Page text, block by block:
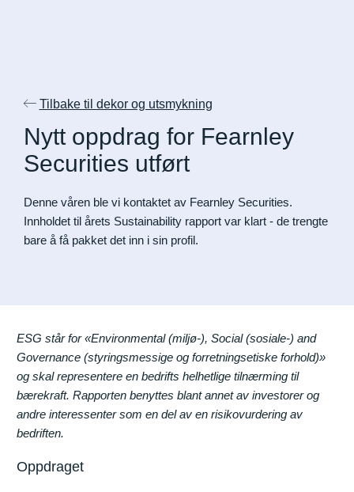
Tilbake til dekor og utsmykning
Nytt oppdrag for Fearnley
Securities utført
Denne våren ble vi kontaktet av Fearnley Securities.
Innholdet til årets Sustainability rapport var klart - de trengte
bare å få pakket det inn i sin profil.
ESG står for «Environmental (miljø-), Social (sosiale-) and
Governance (styringsmessige og forretningsetiske forhold)»
og skal representere en bedrifts helhetlige tilnærming til
bærekraft. Rapporten benyttes blant annet av investorer og
andre interessenter som en del av en risikovurdering av
bedriften.
Oppdraget